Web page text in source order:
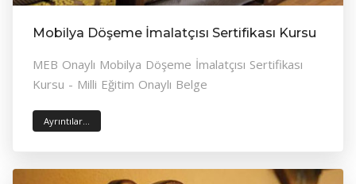
Mobilya Döşeme İmalatçısı Sertifikası Kursu
MEB Onaylı Mobilya Döşeme İmalatçısı Sertifikası
Kursu - Milli Eğitim Onaylı Belge
Ayrıntılar...